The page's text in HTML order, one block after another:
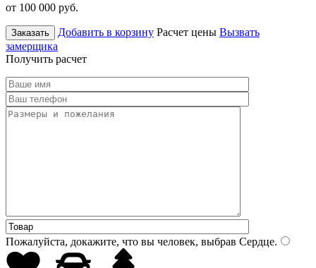
от 100 000 руб.
Заказать Добавить в корзину Расчет цены Вызвать
замерщика
Получить расчет
Пожалуйста, докажите, что вы человек, выбрав Сердце.